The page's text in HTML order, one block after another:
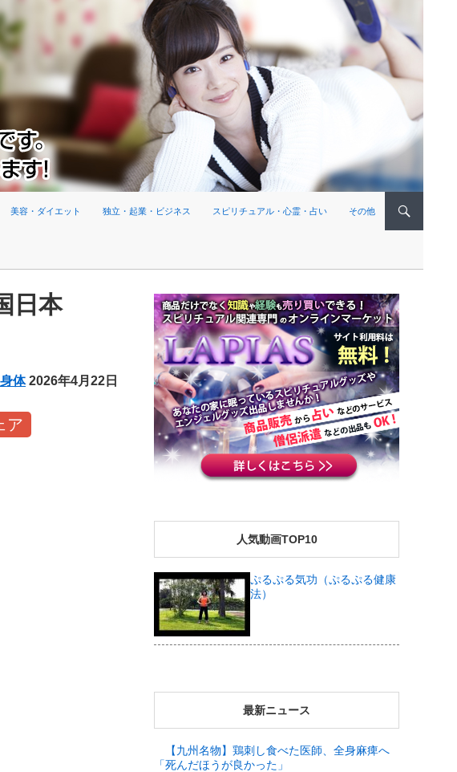
美容・ダイエット 独立・起業・ビジネス スピリチュアル・心霊・占い その他
日本
体2026年4月22日
ア
人気動画TOP10
ぷるぷる気功（ぷるぷる健康
法）
最新ニュース
【九州名物】鶏刺し食べた医師、全身麻痺へ
「死んだほうが良かった」